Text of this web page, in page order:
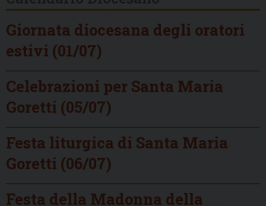
Giornata diocesana degli oratori
estivi (01/07)
Celebrazioni per Santa Maria
Goretti (05/07)
Festa liturgica di Santa Maria
Goretti (06/07)
Festa della Madonna della